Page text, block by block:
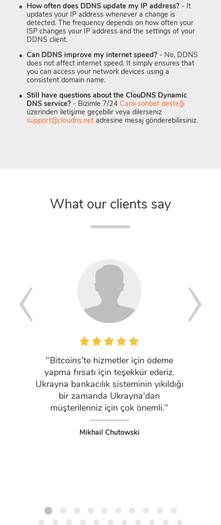
How often does DDNS update my IP address? - It
updates your IP address whenever a change is
detected. The frequency depends on how often your
ISP changes your IP address and the settings of your
DDNS client.
Can DDNS improve my internet speed? - No, DDNS
does not affect internet speed. It simply ensures that
you can access your network devices using a
consistent domain name.
Still have questions about the ClouDNS Dynamic
DNS service? - Bizimle 7/24 Canlı sohbet desteği
üzerinden iletişime geçebilir veya dilerseniz
support@cloudns.net adresine mesaj gönderebilirsiniz.
What our clients say
"Bitcoins'te hizmetler için ödeme
yapma fırsatı için teşekkür ederiz.
Ukrayna bankacılık sisteminin yıkıldığı
bir zamanda Ukrayna'dan
müşterileriniz için çok önemli."
Mikhail Chutowski